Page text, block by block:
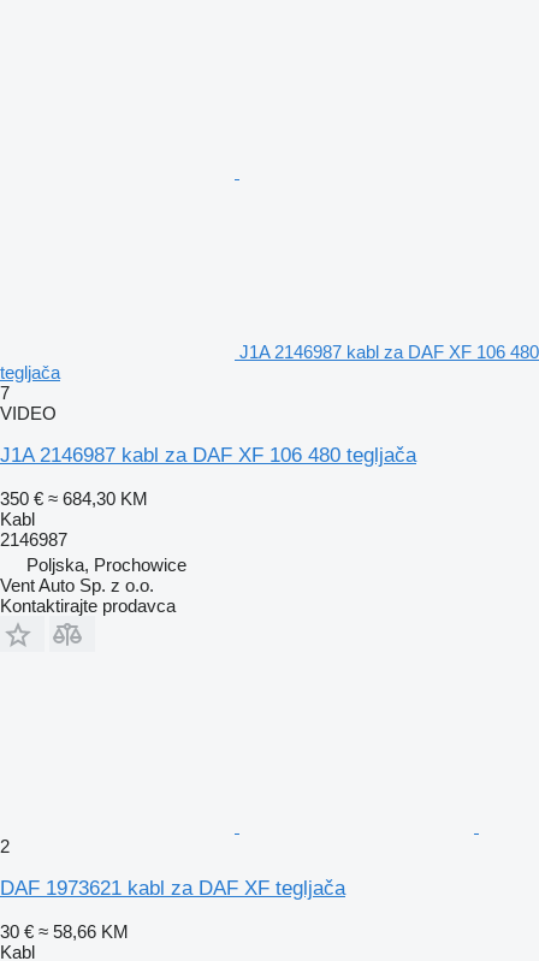
J1A 2146987 kabl za DAF XF 106 480
tegljača
7
VIDEO
J1A 2146987 kabl za DAF XF 106 480 tegljača
350 € ≈ 684,30 KM
Kabl
2146987
Poljska, Prochowice
Vent Auto Sp. z o.o.
Kontaktirajte prodavca
2
DAF 1973621 kabl za DAF XF tegljača
30 € ≈ 58,66 KM
Kabl